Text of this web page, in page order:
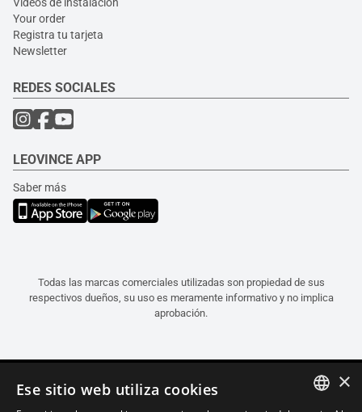
Your order
Registra tu tarjeta
Newsletter
REDES SOCIALES
LEOVINCE APP
Saber más
Todas las marcas comerciales utilizadas son propiedad de sus
respectivos dueños, su uso es meramente informativo y no implica
aprobación.
×
Ese sitio web utiliza cookies